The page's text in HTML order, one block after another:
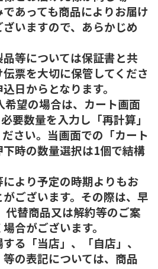
あっても商品によりお届け
いますので、あらかじめ
等については保証書と共
票を大切に保管してくださ
日からとなります。
望の場合は、カート画面
要数量を入力し「再計算」
さい。当画面での「カート
時の数量選択は1個で結構
より予定の時期よりもお
ございます。その際は、早
代替商品又は解約等のご案
合がございます。
る「当店」、「自店」、
等の表記については、商品